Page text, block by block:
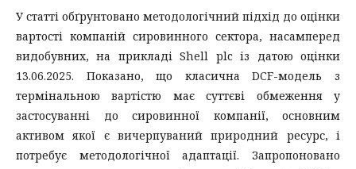
У статті обґрунтовано методологічний підхід до оцінки
вартості компаній сировинного сектора, насамперед
видобувних, на прикладі Shell plc із датою оцінки
13.06.2025. Показано, що класична DCF-модель з
термінальною вартістю має суттєві обмеження у
застосуванні до сировинної компанії, основним
активом якої є вичерпуваний природний ресурс, і
потребує методологічної адаптації. Запропоновано